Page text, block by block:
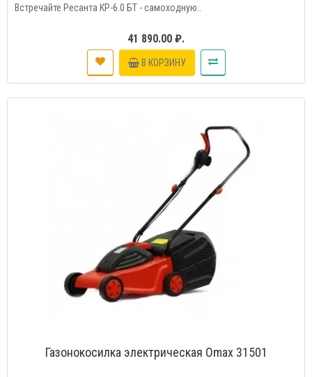
Встречайте Ресанта КР-6.0 БТ - самоходную..
41 890.00 ₽.
В КОРЗИНУ
Газонокосилка электрическая Omax 31501